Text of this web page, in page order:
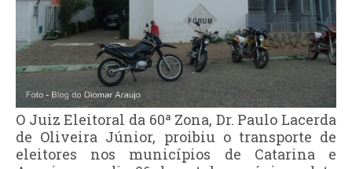
O Juiz Eleitoral da 60ª Zona, Dr. Paulo Lacerda
de Oliveira Júnior, proibiu o transporte de
eleitores nos municípios de Catarina e